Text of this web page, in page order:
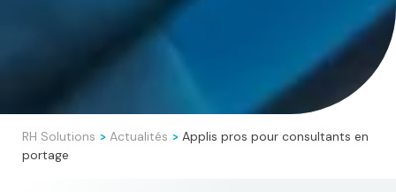
RH Solutions > Actualités > Applis pros pour consultants en
portage